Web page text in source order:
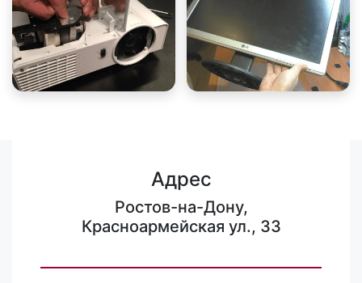
Адрес
Ростов-на-Дону,
Красноармейская ул., 33